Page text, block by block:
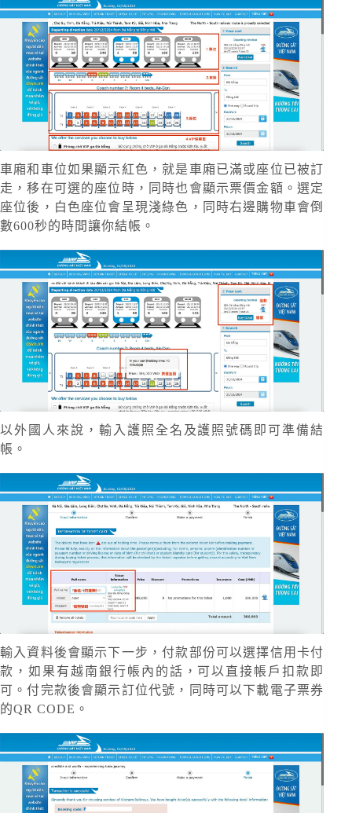
車廂和車位如果顯示紅色，就是車廂已滿或座位已被訂
走，移在可選的座位時，同時也會顯示票價金額。選定
座位後，白色座位會呈現淺綠色，同時右邊購物車會倒
數600秒的時間讓你結帳。
以外國人來說，輸入護照全名及護照號碼即可準備結
帳。
輸入資料後會顯示下一步，付款部份可以選擇信用卡付
款，如果有越南銀行帳內的話，可以直接帳戶扣款即
可。付完款後會顯示訂位代號，同時可以下載電子票券
的QR CODE。